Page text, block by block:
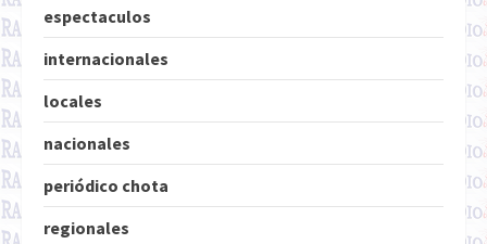
espectaculos
internacionales
locales
nacionales
periódico chota
regionales